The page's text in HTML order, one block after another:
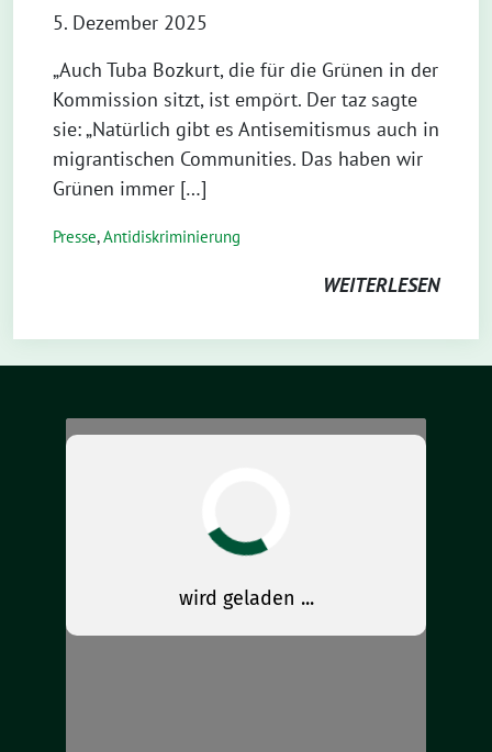
5. Dezember 2025
„Auch Tuba Bozkurt, die für die Grünen in der
Kommission sitzt, ist empört. Der taz sagte
sie: „Natürlich gibt es Antisemitismus auch in
migrantischen Communities. Das haben wir
Grünen immer […]
Presse,Antidiskriminierung
WEITERLESEN